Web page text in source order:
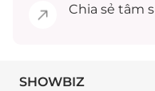
Chia sẻ tâm
SHOWBIZ